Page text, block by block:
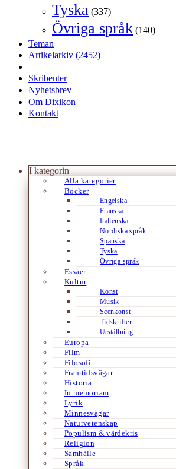
Tyska (337)
Övriga språk (140)
Teman
Artikelarkiv (2452)
Skribenter
Nyhetsbrev
Om Dixikon
Kontakt
I kategorin
Alla kategorier
Böcker
Engelska
Franska
Italienska
Nordiska språk
Spanska
Tyska
Övriga språk
Essäer
Kultur
Konst
Musik
Scenkonst
Tidskrifter
Utställning
Europa
Film
Filosofi
Framtidsvägar
Historia
In memoriam
Lyrik
Minnesvägar
Naturvetenskap
Populism & värdekris
Religion
Samhälle
Språk